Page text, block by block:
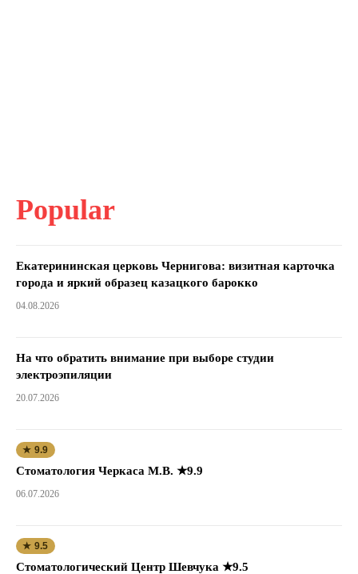
Popular
Екатерининская церковь Чернигова: визитная карточка
города и яркий образец казацкого барокко
04.08.2026
На что обратить внимание при выборе студии
электроэпиляции
20.07.2026
★ 9.9
Стоматология Черкаса М.В. ★9.9
06.07.2026
★ 9.5
Стоматологический Центр Шевчука ★9.5